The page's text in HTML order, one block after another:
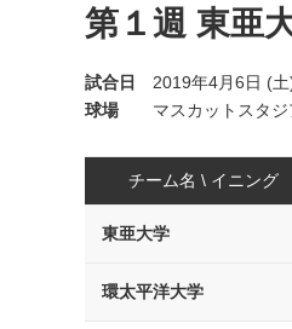
第１週 東亜
試合日
2019年4月6日 (土
球場
マスカットスタジ
チーム名 \ イニング
東亜大学
環太平洋大学